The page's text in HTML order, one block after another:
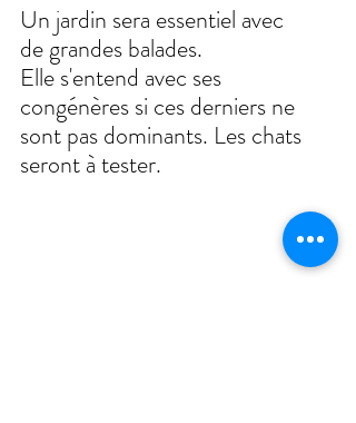
Un jardin sera essentiel avec
de grandes balades.
Elle s'entend avec ses
congénères si ces derniers ne
sont pas dominants. Les chats
seront à tester.